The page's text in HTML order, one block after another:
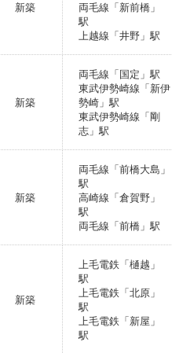
新築
両毛線「新前橋」
駅
上越線「井野」駅
新築
両毛線「国定」駅
東武伊勢崎線「新伊
勢崎」駅
東武伊勢崎線「剛
志」駅
新築
両毛線「前橋大島」
駅
高崎線「倉賀野」
駅
両毛線「前橋」駅
新築
上毛電鉄「樋越」
駅
上毛電鉄「北原」
駅
上毛電鉄「新屋」
駅